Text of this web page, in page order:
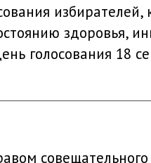
избирателей,
здоровья,
голосования 18
совещательного